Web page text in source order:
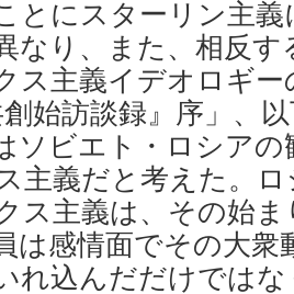
とにスターリン主
なり、また、相反
ス主義イデオロギ
始訪談録』序」、
ソビエト・ロシアの
主義だと考えた。
ス主義は、その始
は感情面でその大衆
れ込んだだけでは